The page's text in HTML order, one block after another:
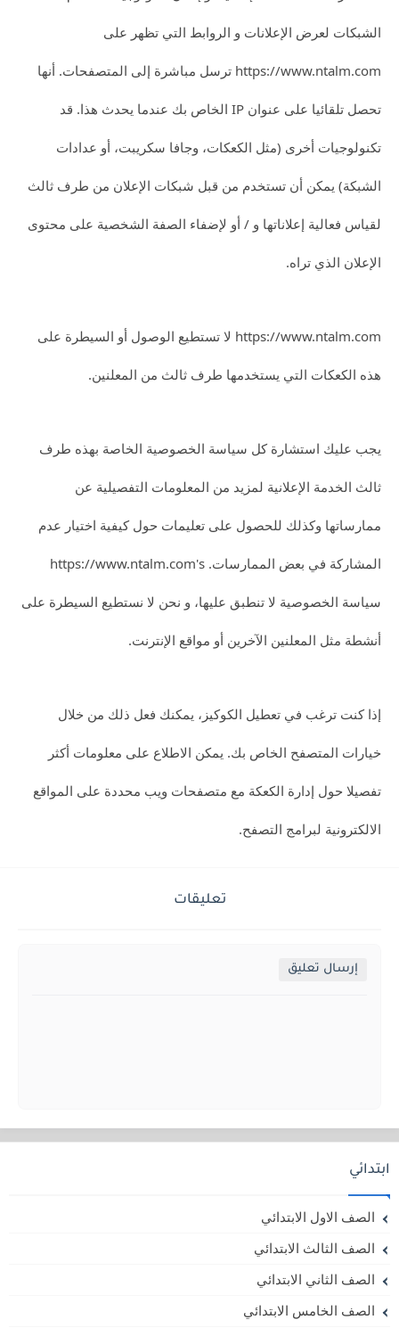
الشبكات لعرض الإعلانات و الروابط التي تظهر على
https://www.ntalm.com ترسل مباشرة إلى المتصفحات. أنها
تحصل تلقائيا على عنوان IP الخاص بك عندما يحدث هذا. قد
تكنولوجيات أخرى (مثل الكعكات، وجافا سكريبت، أو عدادات
الشبكة) يمكن أن تستخدم من قبل شبكات الإعلان من طرف ثالث
لقياس فعالية إعلاناتها و / أو لإضفاء الصفة الشخصية على محتوى
الإعلان الذي تراه.
https://www.ntalm.com لا تستطيع الوصول أو السيطرة على
هذه الكعكات التي يستخدمها طرف ثالث من المعلنين.
يجب عليك استشارة كل سياسة الخصوصية الخاصة بهذه طرف
ثالث الخدمة الإعلانية لمزيد من المعلومات التفصيلية عن
ممارساتها وكذلك للحصول على تعليمات حول كيفية اختيار عدم
المشاركة في بعض الممارسات. https://www.ntalm.com's
سياسة الخصوصية لا تنطبق عليها، و نحن لا نستطيع السيطرة على
أنشطة مثل المعلنين الآخرين أو مواقع الإنترنت.
إذا كنت ترغب في تعطيل الكوكيز، يمكنك فعل ذلك من خلال
خيارات المتصفح الخاص بك. يمكن الاطلاع على معلومات أكثر
تفصيلا حول إدارة الكعكة مع متصفحات ويب محددة على المواقع
الالكترونية لبرامج التصفح.
تعليقات
إرسال تعليق
ابتدائي
الصف الاول الابتدائي
الصف الثالث الابتدائي
الصف الثاني الابتدائي
الصف الخامس الابتدائي